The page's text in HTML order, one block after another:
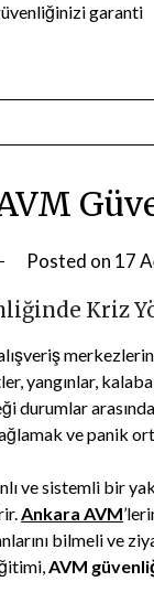
garanti
Posted on 17
Kriz
yangınlar,
durumlar
ve panik
ve sistemli bir
Ankara AVM
bilmeli ve
AVM